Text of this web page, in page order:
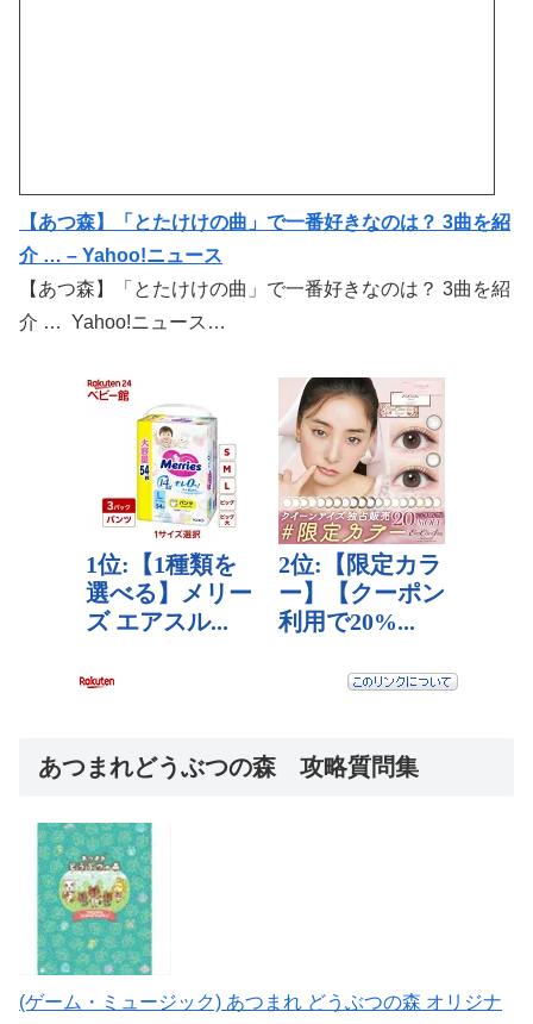
【あつ森】「とたけけの曲」で一番好きなのは？ 3曲を紹
介 … – Yahoo!ニュース
【あつ森】「とたけけの曲」で一番好きなのは？ 3曲を紹
介 … Yahoo!ニュース…
あつまれどうぶつの森 攻略質問集
(ゲーム・ミュージック) あつまれ どうぶつの森 オリジナ